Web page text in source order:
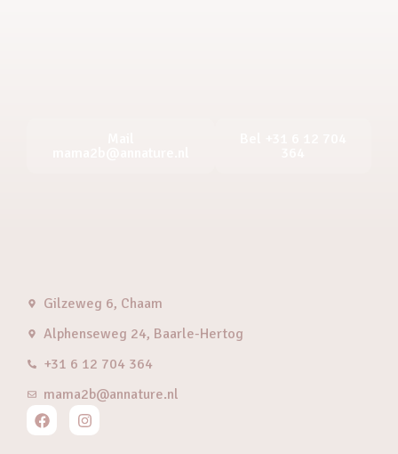
Gilzeweg 6, Chaam
Alphenseweg 24, Baarle-Hertog
+31 6 12 704 364
mama2b@annature.nl